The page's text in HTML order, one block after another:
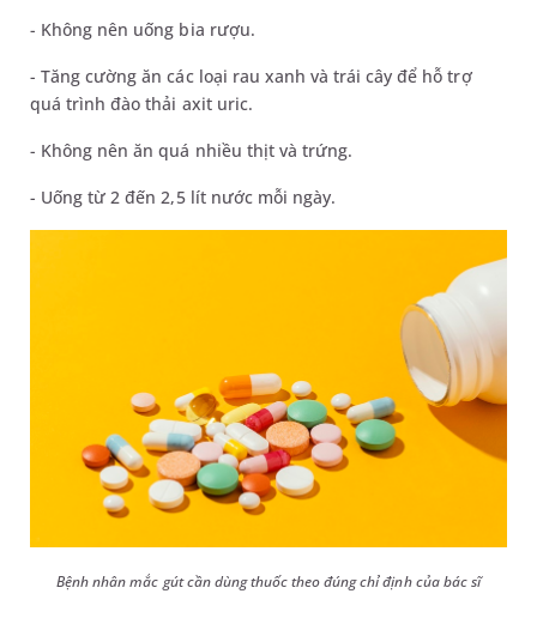
- Không nên uống bia rượu.
- Tăng cường ăn các loại rau xanh và trái cây để hỗ trợ
quá trình đào thải axit uric.
- Không nên ăn quá nhiều thịt và trứng.
- Uống từ 2 đến 2,5 lít nước mỗi ngày.
Bệnh nhân mắc gút cần dùng thuốc theo đúng chỉ định của bác sĩ